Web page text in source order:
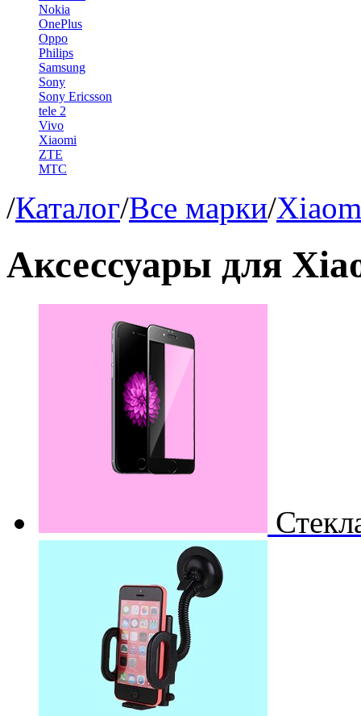
Nokia
OnePlus
Oppo
Philips
Samsung
Sony
Sony Ericsson
tele 2
Vivo
Xiaomi
ZTE
МТС
/Каталог/Все марки/
Аксессуары для